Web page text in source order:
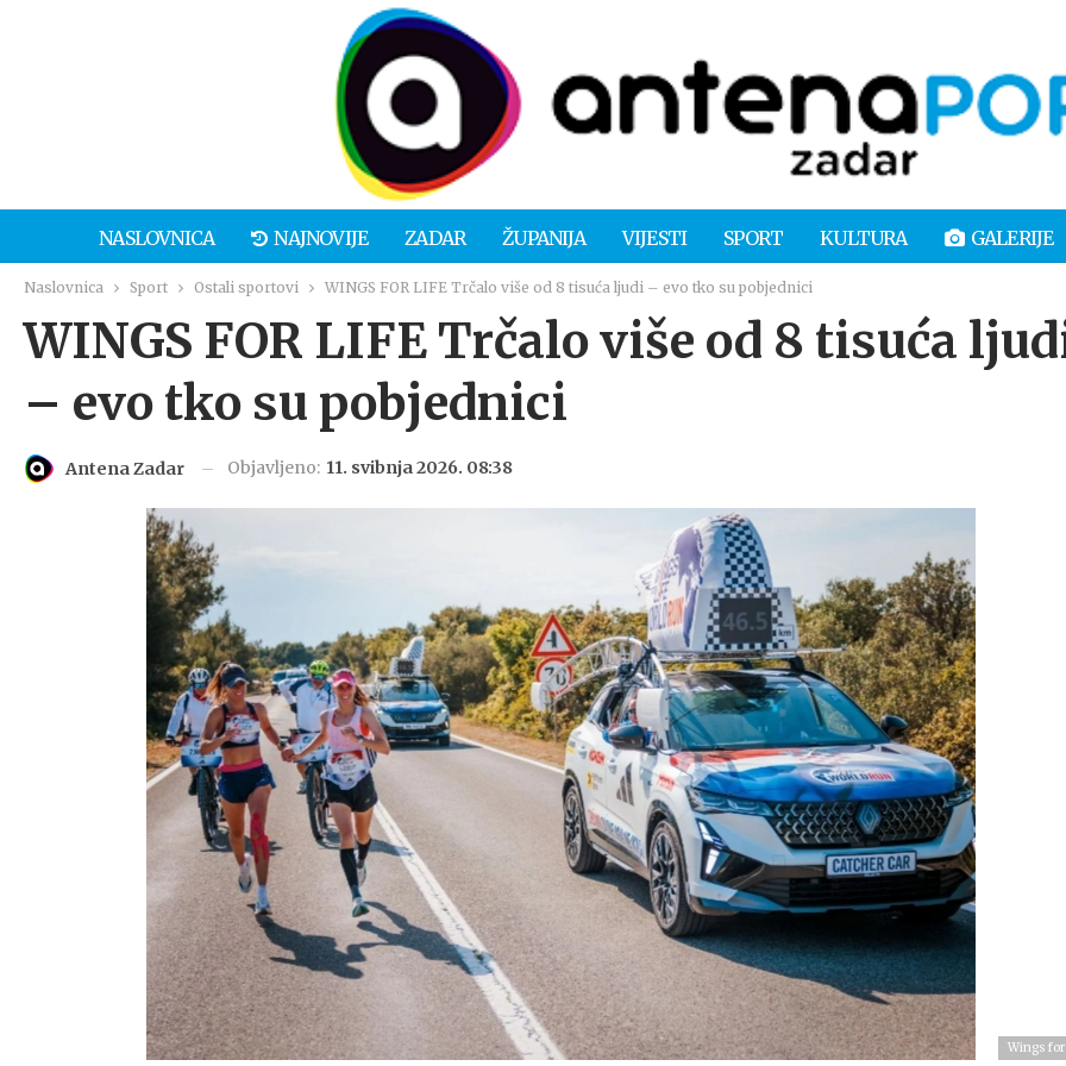
NASLOVNICA NAJNOVIJE ZADAR ŽUPANIJA VIJESTI SPORT KULTURA GALERIJE
Naslovnica Sport Ostali sportovi WINGS FOR LIFE Trčalo više od 8 tisuća ljudi – evo tko su pobjednici
WINGS FOR LIFE Trčalo više od 8 tisuća
– evo tko su pobjednici
Antena Zadar Objavljeno: 11. svibnja 2026. 08:38
Wings for